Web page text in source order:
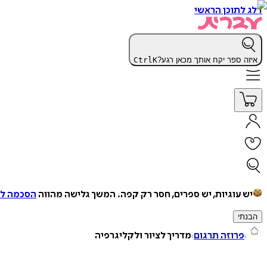
דלג לתוכן הראשי
איזה ספר יקח אותך מכאן רגע? CtrlK
יש עוגיות, יש ספרים, חסר רק קפה. המשך גלישה מהווה הסכמה
הבנתי
פרוזה תרגום מדריך לציור ולקליגרפיה